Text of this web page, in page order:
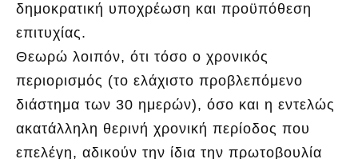
δημοκρατική υποχρέωση και προϋπόθεση
επιτυχίας.
Θεωρώ λοιπόν, ότι τόσο ο χρονικός
περιορισμός (το ελάχιστο προβλεπόμενο
διάστημα των 30 ημερών), όσο και η εντελώς
ακατάλληλη θερινή χρονική περίοδος που
επελέγη, αδικούν την ίδια την πρωτοβουλία